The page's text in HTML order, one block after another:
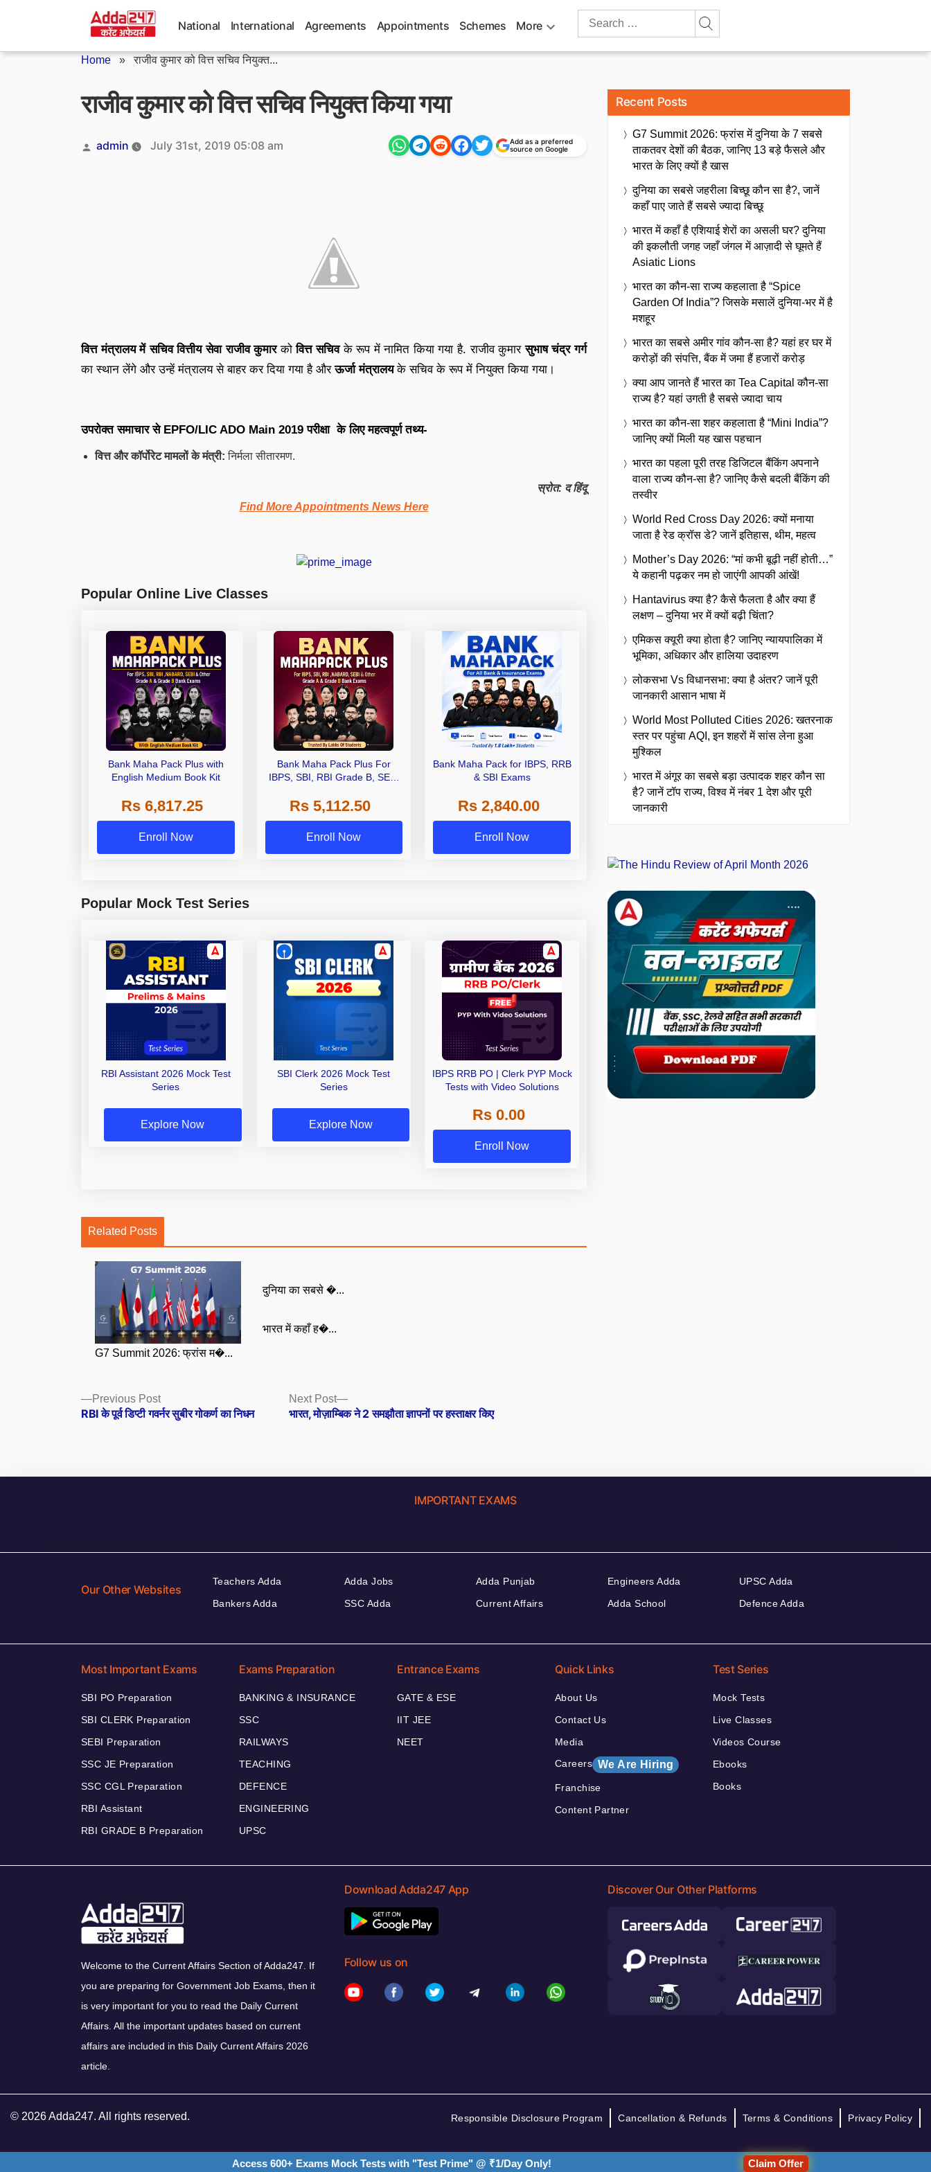
National International Agreements Appointments Schemes More
Search
Home »राजीव कुमार को वित्त सचिव नियुक्त...
राजीव कुमार को वित्त सचिव नियुक्त किया गया
Posted
admin July 31st, 2019 05:08 am
Add as a preferred
source on Google
वित्त मंत्रालय में सचिव वित्तीय सेवा राजीव कुमारकोवित्त सचिवके रूप में नामित किया गया है. राजीव कुमारसुभाष चंद्र गर्ग
का स्थान लेंगे और उन्हें मंत्रालय से बाहर कर दिया गया है औरऊर्जा मंत्रालयके सचिव के रूप में नियुक्त किया गया।
उपरोक्त समाचार से EPFO/LIC ADO Main 2019 परीक्षा के लिए महत्वपूर्ण तथ्य-
वित्त और कॉर्पोरेट मामलों के मंत्री:निर्मला सीतारमण.
स्रोत: द हिंदू
Find More Appointments News Here
Popular Online Live Classes
Bank Maha Pack Plus with
English Medium Book Kit
Rs 6,817.25
Enroll Now
Bank Maha Pack Plus For
IBPS, SBI, RBI Grade B, SEBI
Other Grade A & Grade B Bank
Exams
Rs 5,112.50
Enroll Now
Bank Maha Pack for IBPS, RRB
& SBI Exams
Rs 2,840.00
Enroll Now
Popular Mock Test Series
RBI Assistant 2026 Mock Test
Series
Explore Now
SBI Clerk 2026 Mock Test
Series
Explore Now
IBPS RRB PO | Clerk PYP Mock
Tests with Video Solutions
Rs 0.00
Enroll Now
Related Posts
G7 Summit 2026: फ्रांस म�...
दुनिया का सबसे �...
भारत में कहाँ ह�...
Posts
navigation
Previous PostPrevious
post:
RBI के पूर्व डिप्टी गवर्नर सुबीर गोकर्ण का निधन
Next Post
Next
post:
भारत, मोज़ाम्बिक ने 2 समझौता ज्ञापनों पर हस्ताक्षर किए
Recent Posts
G7 Summit 2026: फ्रांस में दुनिया के 7 सबसे
ताकतवर देशों की बैठक, जानिए 13 बड़े फैसले और
भारत के लिए क्यों है खास
दुनिया का सबसे जहरीला बिच्छू कौन सा है?, जानें
कहाँ पाए जाते हैं सबसे ज्यादा बिच्छू
भारत में कहाँ है एशियाई शेरों का असली घर? दुनिया
की इकलौती जगह जहाँ जंगल में आज़ादी से घूमते हैं
Asiatic Lions
भारत का कौन-सा राज्य कहलाता है “Spice
Garden Of India”? जिसके मसालें दुनिया-भर में है
मशहूर
भारत का सबसे अमीर गांव कौन-सा है? यहां हर घर में
करोड़ों की संपत्ति, बैंक में जमा हैं हजारों करोड़
क्या आप जानते हैं भारत का Tea Capital कौन-सा
राज्य है? यहां उगती है सबसे ज्यादा चाय
भारत का कौन-सा शहर कहलाता है “Mini India”?
जानिए क्यों मिली यह खास पहचान
भारत का पहला पूरी तरह डिजिटल बैंकिंग अपनाने
वाला राज्य कौन-सा है? जानिए कैसे बदली बैंकिंग की
तस्वीर
World Red Cross Day 2026: क्यों मनाया
जाता है रेड क्रॉस डे? जानें इतिहास, थीम, महत्व
Mother’s Day 2026: “मां कभी बूढ़ी नहीं होती…”
ये कहानी पढ़कर नम हो जाएंगी आपकी आंखें!
Hantavirus क्या है? कैसे फैलता है और क्या हैं
लक्षण – दुनिया भर में क्यों बढ़ी चिंता?
एमिकस क्यूरी क्या होता है? जानिए न्यायपालिका में
भूमिका, अधिकार और हालिया उदाहरण
लोकसभा Vs विधानसभा: क्या है अंतर? जानें पूरी
जानकारी आसान भाषा में
World Most Polluted Cities 2026: खतरनाक
स्तर पर पहुंचा AQI, इन शहरों में सांस लेना हुआ
मुश्किल
भारत में अंगूर का सबसे बड़ा उत्पादक शहर कौन सा
है? जानें टॉप राज्य, विश्व में नंबर 1 देश और पूरी
जानकारी
IMPORTANT EXAMS
Our Other Websites
Teachers Adda
Bankers Adda
Adda Jobs
SSC Adda
Adda Punjab
Current Affairs
Engineers Adda
Adda School
UPSC Adda
Defence Adda
Most Important Exams
SBI PO Preparation
SBI CLERK Preparation
SEBI Preparation
SSC JE Preparation
SSC CGL Preparation
RBI Assistant
RBI GRADE B Preparation
Exams Preparation
BANKING & INSURANCE
SSC
RAILWAYS
TEACHING
DEFENCE
ENGINEERING
UPSC
Entrance Exams
GATE & ESE
IIT JEE
NEET
Quick Links
About Us
Contact Us
Media
Careers We Are Hiring
Franchise
Content Partner
Test Series
Mock Tests
Live Classes
Videos Course
Ebooks
Books
Welcome to the Current Affairs Section of Adda247. If
you are preparing for Government Job Exams, then it
is very important for you to read the Daily Current
Affairs. All the important updates based on current
affairs are included in this Daily Current Affairs 2026
article.
Download Adda247 App
Follow us on
Discover Our Other Platforms
© 2026 Adda247. All rights reserved. Responsible Disclosure Program Cancellation & Refunds Terms & Conditions Privacy Policy
Access 600+ Exams Mock Tests with "Test Prime" @ ₹1/Day Only! Claim Offer